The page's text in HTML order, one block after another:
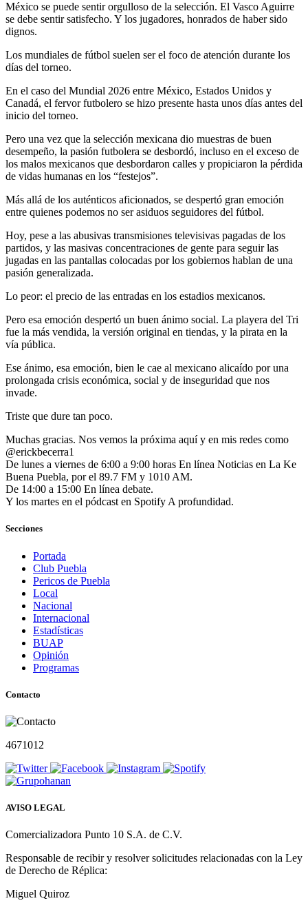
México se puede sentir orgulloso de la selección. El Vasco Aguirre
se debe sentir satisfecho. Y los jugadores, honrados de haber sido
dignos.
Los mundiales de fútbol suelen ser el foco de atención durante los
días del torneo.
En el caso del Mundial 2026 entre México, Estados Unidos y
Canadá, el fervor futbolero se hizo presente hasta unos días antes del
inicio del torneo.
Pero una vez que la selección mexicana dio muestras de buen
desempeño, la pasión futbolera se desbordó, incluso en el exceso de
los malos mexicanos que desbordaron calles y propiciaron la pérdida
de vidas humanas en los “festejos”.
Más allá de los auténticos aficionados, se despertó gran emoción
entre quienes podemos no ser asiduos seguidores del fútbol.
Hoy, pese a las abusivas transmisiones televisivas pagadas de los
partidos, y las masivas concentraciones de gente para seguir las
jugadas en las pantallas colocadas por los gobiernos hablan de una
pasión generalizada.
Lo peor: el precio de las entradas en los estadios mexicanos.
Pero esa emoción despertó un buen ánimo social. La playera del Tri
fue la más vendida, la versión original en tiendas, y la pirata en la
vía pública.
Ese ánimo, esa emoción, bien le cae al mexicano alicaído por una
prolongada crisis económica, social y de inseguridad que nos
invade.
Triste que dure tan poco.
Muchas gracias. Nos vemos la próxima aquí y en mis redes como
@erickbecerra1
De lunes a viernes de 6:00 a 9:00 horas En línea Noticias en La Ke
Buena Puebla, por el 89.7 FM y 1010 AM.
De 14:00 a 15:00 En línea debate.
Y los martes en el pódcast en Spotify A profundidad.
Secciones
Portada
Club Puebla
Pericos de Puebla
Local
Nacional
Internacional
Estadísticas
BUAP
Opinión
Programas
Contacto
4671012
AVISO LEGAL
Comercializadora Punto 10 S.A. de C.V.
Responsable de recibir y resolver solicitudes relacionadas con la Ley
de Derecho de Réplica:
Miguel Quiroz